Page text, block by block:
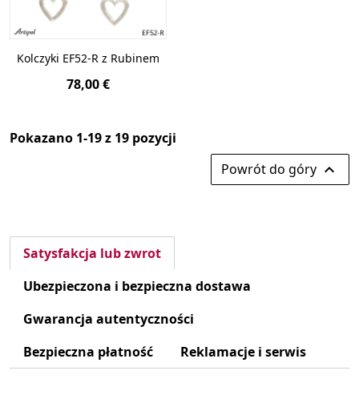
Kolczyki EF52-R z Rubinem
78,00 €
Pokazano 1-19 z 19 pozycji
Powrót do góry 
Satysfakcja lub zwrot
Ubezpieczona i bezpieczna dostawa
Gwarancja autentyczności
Bezpieczna płatność
Reklamacje i serwis